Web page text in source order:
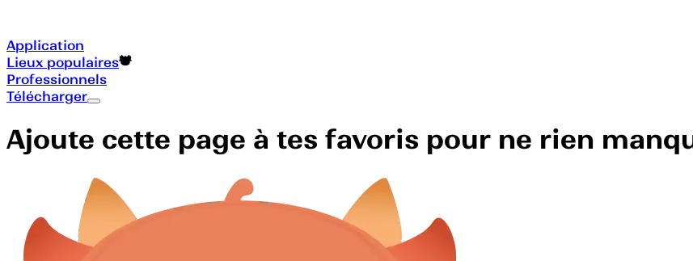
Application
Lieux populaires
Professionnels
Télécharger
Ajoute cette page à tes favoris pour ne rien